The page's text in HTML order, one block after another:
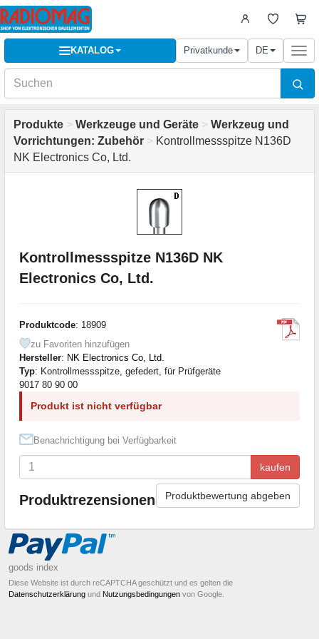
KATALOG Privatkunde DE
Produkte > Werkzeuge und Geräte > Werkzeug und
Vorrichtungen: Zubehör > Kontrollmessspitze N136D
NK Electronics Co, Ltd.
Kontrollmessspitze N136D NK
Electronics Co, Ltd.
Produktcode: 18909
zu Favoriten hinzufügen
Hersteller: NK Electronics Co, Ltd.
Typ: Kontrollmessspitze, gefedert, für Prüfgeräte
9017 80 90 00
Produkt ist nicht verfügbar
Benachrichtigung bei Verfügbarkeit
kaufen
Produktrezensionen Produktbewertung abgeben
goods index
Diese Website ist durch reCAPTCHA geschützt und es gelten die
Datenschutzerklärung und Nutzungsbedingungen von Google.